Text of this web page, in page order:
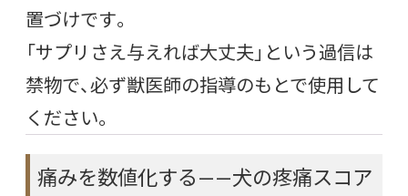
置づけです。
「サプリさえ与えれば大丈夫」という過信は
禁物で、必ず獣医師の指導のもとで使用して
ください。
痛みを数値化する——犬の疼痛スコア